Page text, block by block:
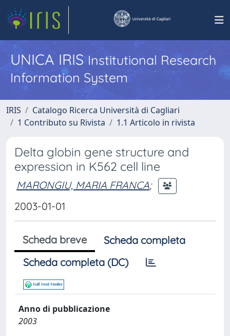
UNICA IRISInstitutional Research
Information System
IRIS
Catalogo Ricerca Università di Cagliari
1 Contributo su Rivista
1.1 Articolo in rivista
Delta globin gene structure and
expression in K562 cell line
MARONGIU, MARIA FRANCA;
2003-01-01
Scheda breve
Scheda completa
Scheda completa (DC)
Anno di pubblicazione
2003